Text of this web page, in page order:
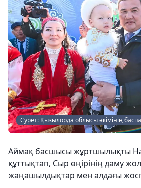
Сурет: Қызылорда облысы әкімінің
Аймақ басшысы жұртшылықты
құттықтап, Сыр өңірінің даму
жаңашылдықтар мен алдағы